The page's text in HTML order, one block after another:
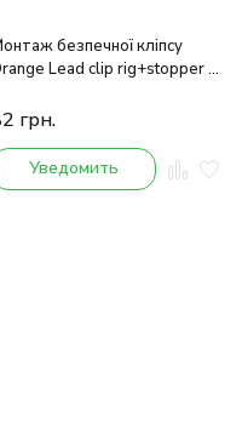
безпечної кліпсу
Lead clip rig+stopper 2
грн.
Уведомить